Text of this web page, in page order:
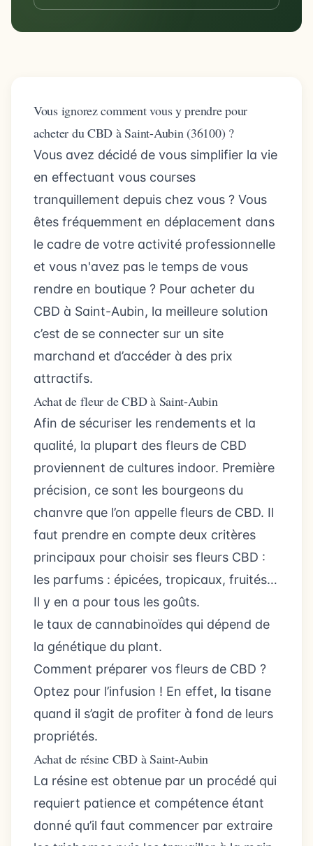
Vous ignorez comment vous y prendre pour
acheter du CBD à Saint-Aubin (36100) ?
Vous avez décidé de vous simplifier la vie
en effectuant vous courses
tranquillement depuis chez vous ? Vous
êtes fréquemment en déplacement dans
le cadre de votre activité professionnelle
et vous n'avez pas le temps de vous
rendre en boutique ? Pour acheter du
CBD à Saint-Aubin, la meilleure solution
c’est de se connecter sur un site
marchand et d’accéder à des prix
attractifs.
Achat de fleur de CBD à Saint-Aubin
Afin de sécuriser les rendements et la
qualité, la plupart des fleurs de CBD
proviennent de cultures indoor. Première
précision, ce sont les bourgeons du
chanvre que l’on appelle fleurs de CBD. Il
faut prendre en compte deux critères
principaux pour choisir ses fleurs CBD :
les parfums : épicées, tropicaux, fruités…
Il y en a pour tous les goûts.
le taux de cannabinoïdes qui dépend de
la génétique du plant.
Comment préparer vos fleurs de CBD ?
Optez pour l’infusion ! En effet, la tisane
quand il s’agit de profiter à fond de leurs
propriétés.
Achat de résine CBD à Saint-Aubin
La résine est obtenue par un procédé qui
requiert patience et compétence étant
donné qu’il faut commencer par extraire